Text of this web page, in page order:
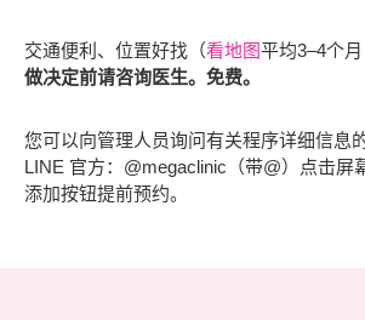
交通便利、位置好找（看地图平均3–4个
做决定前请咨询医生。免费。
您可以向管理人员询问有关程序详细信息
LINE 官方：@megaclinic（带@）点击屏
添加按钮提前预约。